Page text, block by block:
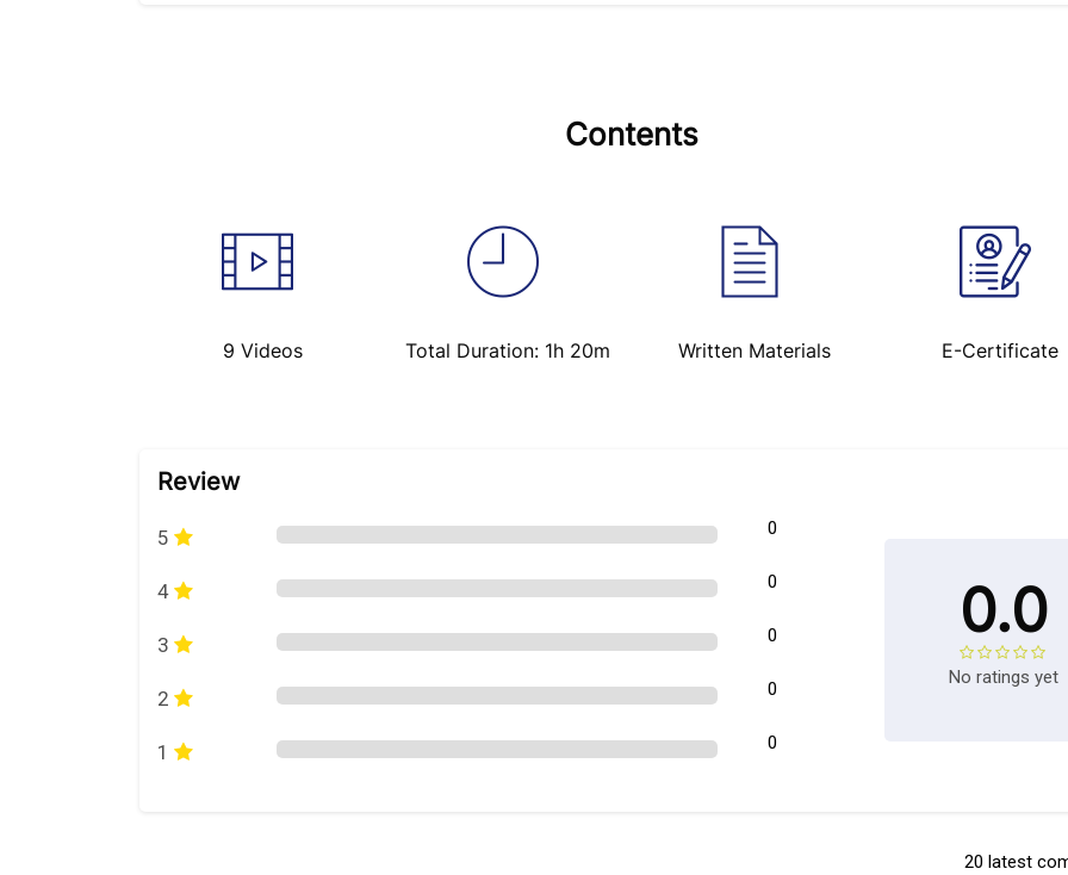
Contents
9 Videos Total Duration: 1h 20m Written Materials E-Certificate
Review
5 0
4 0
3 0
2 0
1 0
0.0
No ratings yet
20 latest